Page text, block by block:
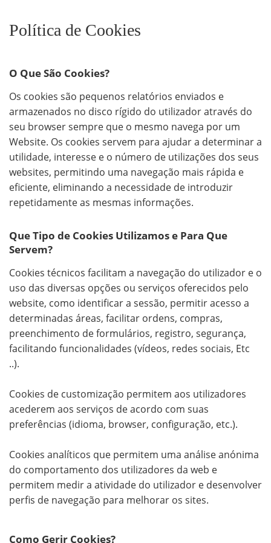
Política de Cookies
O Que São Cookies?
Os cookies são pequenos relatórios enviados e
armazenados no disco rígido do utilizador através do
seu browser sempre que o mesmo navega por um
Website. Os cookies servem para ajudar a determinar a
utilidade, interesse e o número de utilizações dos seus
websites, permitindo uma navegação mais rápida e
eficiente, eliminando a necessidade de introduzir
repetidamente as mesmas informações.
Que Tipo de Cookies Utilizamos e Para Que
Servem?
Cookies técnicos facilitam a navegação do utilizador e o
uso das diversas opções ou serviços oferecidos pelo
website, como identificar a sessão, permitir acesso a
determinadas áreas, facilitar ordens, compras,
preenchimento de formulários, registro, segurança,
facilitando funcionalidades (vídeos, redes sociais, Etc
..).
Cookies de customização permitem aos utilizadores
acederem aos serviços de acordo com suas
preferências (idioma, browser, configuração, etc.).
Cookies analíticos que permitem uma análise anónima
do comportamento dos utilizadores da web e
permitem medir a atividade do utilizador e desenvolver
perfis de navegação para melhorar os sites.
Como Gerir Cookies?